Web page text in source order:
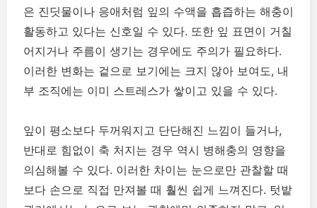
은 진딧물이나 응애처럼 잎의 수액을 흡즙하는 해충이
활동하고 있다는 신호일 수 있다. 또한 잎 표면이 거칠
어지거나 주름이 생기는 경우에도 주의가 필요하다.
이러한 변화는 겉으로 보기에는 크지 않아 보여도, 내
부 조직에는 이미 스트레스가 쌓이고 있을 수 있다.
잎이 평소보다 두꺼워지고 단단해진 느낌이 들거나,
반대로 힘없이 축 처지는 경우 역시 병해충의 영향을
의심해볼 수 있다. 이러한 차이는 눈으로만 관찰할 때
보다 손으로 직접 만져볼 때 훨씬 쉽게 느껴진다. 텃밭